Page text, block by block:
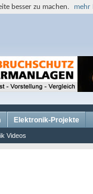
Videos
Elektronik-Projekte
besser zu machen. mehr